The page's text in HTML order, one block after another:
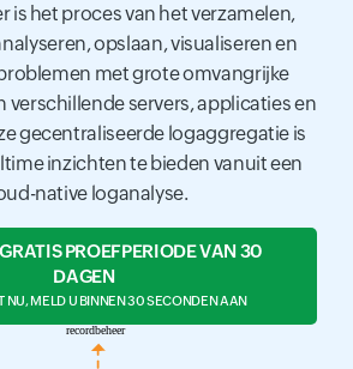
is het proces van het verzamelen,
opslaan, visualiseren en
met grote omvangrijke
verschillende servers, applicaties en
gecentraliseerde logaggregatie is
inzichten te bieden vanuit een
native loganalyse.
PROEFPERIODE VAN 30
DAGEN
NU, MELD U BINNEN 30 SECONDEN AAN